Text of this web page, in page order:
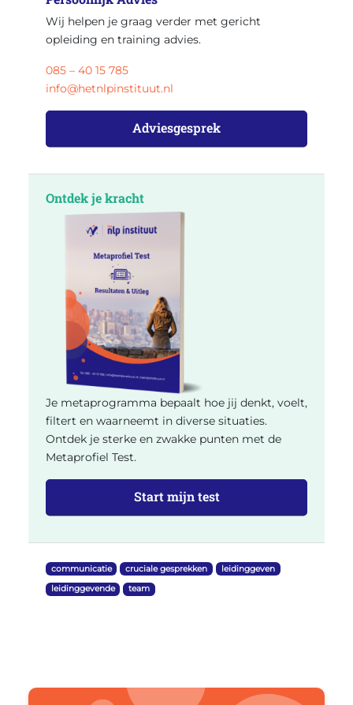
Wij helpen je graag verder met gericht
opleiding en training advies.
085 – 40 15 785
info@hetnlpinstituut.nl
Adviesgesprek
Ontdek je kracht
Je metaprogramma bepaalt hoe jij denkt, voelt,
filtert en waarneemt in diverse situaties.
Ontdek je sterke en zwakke punten met de
Metaprofiel Test.
Start mijn test
communicatie cruciale gesprekken
leidinggeven
leidinggevende
team